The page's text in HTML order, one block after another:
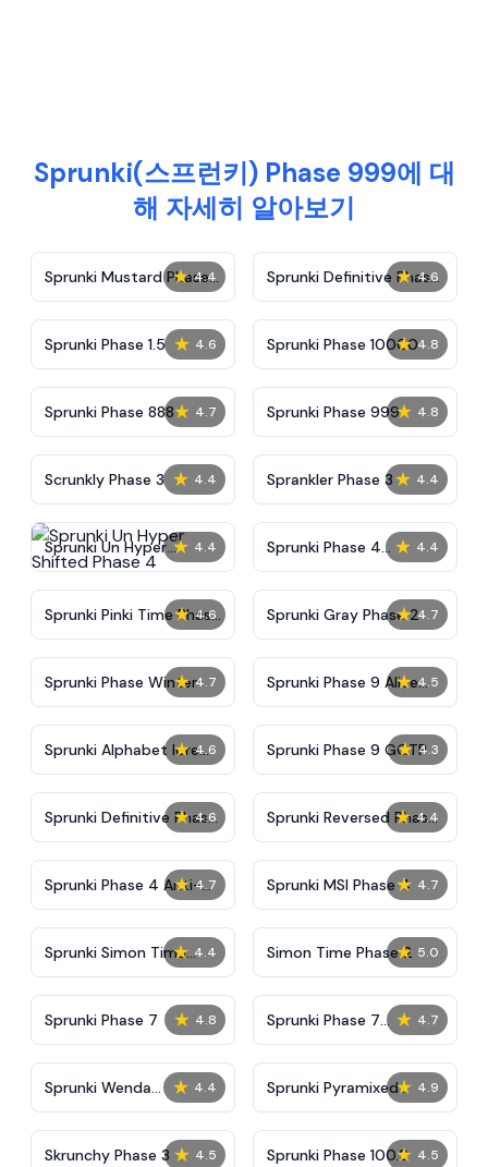
Sprunki(스프런키) Phase 999에 대
해 자세히 알아보기
★ 4.4
Sprunki Mustard Phase
2
★ 4.6
Sprunki Definitive Phase
7
★ 4.6
Sprunki Phase 1.5 ★ 4.8
Sprunki Phase 10000
★ 4.7
Sprunki Phase 888 ★ 4.8
Sprunki Phase 999
★ 4.4
Scrunkly Phase 3 ★ 4.4
Sprankler Phase 3
★ 4.4
Sprunki Un Hyper
Shifted Phase 4
★ 4.4
Sprunki Phase 4
Alternate Edition
★ 4.6
Sprunki Pinki Time Phase
3
★ 4.7
Sprunki Gray Phase 2
★ 4.7
Sprunki Phase Winter ★ 4.5
Sprunki Phase 9 Alive
And Malediction
★ 4.6
Sprunki Alphabet lore
Arabic Phase 3
★ 4.3
Sprunki Phase 9 GGTP
★ 4.6
Sprunki Definitive Phase
9 New
★ 4.4
Sprunki Reversed Phase
3 Definitive
★ 4.7
Sprunki Phase 4 Anti-
Shifted
★ 4.7
Sprunki MSI Phase 4
★ 4.4
Sprunki Simon Time
Phase 2
★ 5.0
Simon Time Phase 2
★ 4.8
Sprunki Phase 7 ★ 4.7
Sprunki Phase 7
Definitive (Fanmade)
★ 4.4
Sprunki Wenda
Treatment Phase 40
★ 4.9
Sprunki Pyramixed
Phase 2 Remake
★ 4.5
Skrunchy Phase 3 ★ 4.5
Sprunki Phase 100.9